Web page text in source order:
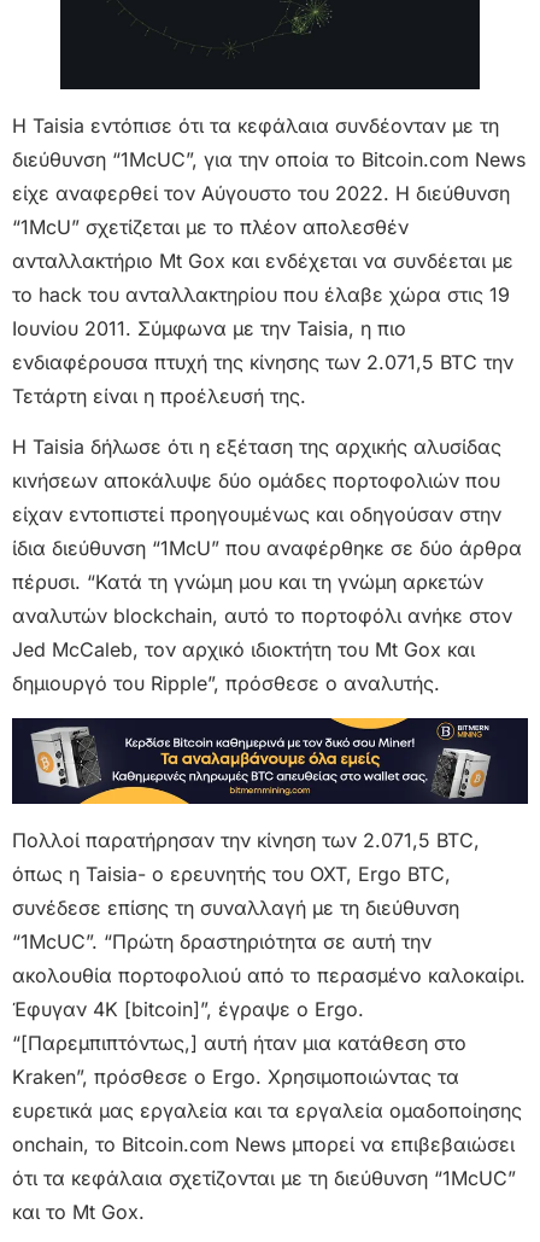
Η Taisia εντόπισε ότι τα κεφάλαια συνδέονταν με τη
διεύθυνση “1McUC”, για την οποία το Bitcoin.com News
είχε αναφερθεί τον Αύγουστο του 2022. Η διεύθυνση
“1McU” σχετίζεται με το πλέον απολεσθέν
ανταλλακτήριο Mt Gox και ενδέχεται να συνδέεται με
το hack του ανταλλακτηρίου που έλαβε χώρα στις 19
Ιουνίου 2011. Σύμφωνα με την Taisia, η πιο
ενδιαφέρουσα πτυχή της κίνησης των 2.071,5 BTC την
Τετάρτη είναι η προέλευσή της.
Η Taisia δήλωσε ότι η εξέταση της αρχικής αλυσίδας
κινήσεων αποκάλυψε δύο ομάδες πορτοφολιών που
είχαν εντοπιστεί προηγουμένως και οδηγούσαν στην
ίδια διεύθυνση “1McU” που αναφέρθηκε σε δύο άρθρα
πέρυσι. “Κατά τη γνώμη μου και τη γνώμη αρκετών
αναλυτών blockchain, αυτό το πορτοφόλι ανήκε στον
Jed McCaleb, τον αρχικό ιδιοκτήτη του Mt Gox και
δημιουργό του Ripple”, πρόσθεσε ο αναλυτής.
Πολλοί παρατήρησαν την κίνηση των 2.071,5 BTC,
όπως η Taisia- ο ερευνητής του OXT, Ergo BTC,
συνέδεσε επίσης τη συναλλαγή με τη διεύθυνση
“1McUC”. “Πρώτη δραστηριότητα σε αυτή την
ακολουθία πορτοφολιού από το περασμένο καλοκαίρι.
Έφυγαν 4K [bitcoin]”, έγραψε ο Ergo.
“[Παρεμπιπτόντως,] αυτή ήταν μια κατάθεση στο
Kraken”, πρόσθεσε ο Ergo. Χρησιμοποιώντας τα
ευρετικά μας εργαλεία και τα εργαλεία ομαδοποίησης
onchain, το Bitcoin.com News μπορεί να επιβεβαιώσει
ότι τα κεφάλαια σχετίζονται με τη διεύθυνση “1McUC”
και το Mt Gox.